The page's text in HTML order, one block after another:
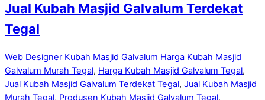
Jual Kubah Masjid Galvalum Terdekat
Tegal
Web Designer Kubah Masjid Galvalum Harga Kubah Masjid
Galvalum Murah Tegal, Harga Kubah Masjid Galvalum Tegal,
Jual Kubah Masjid Galvalum Terdekat Tegal, Jual Kubah Masjid
Murah Tegal, Produsen Kubah Masjid Galvalum Tegal,